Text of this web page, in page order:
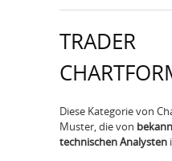
TRADER
Diese Kategorie von
Muster, die von
technischen Analysten